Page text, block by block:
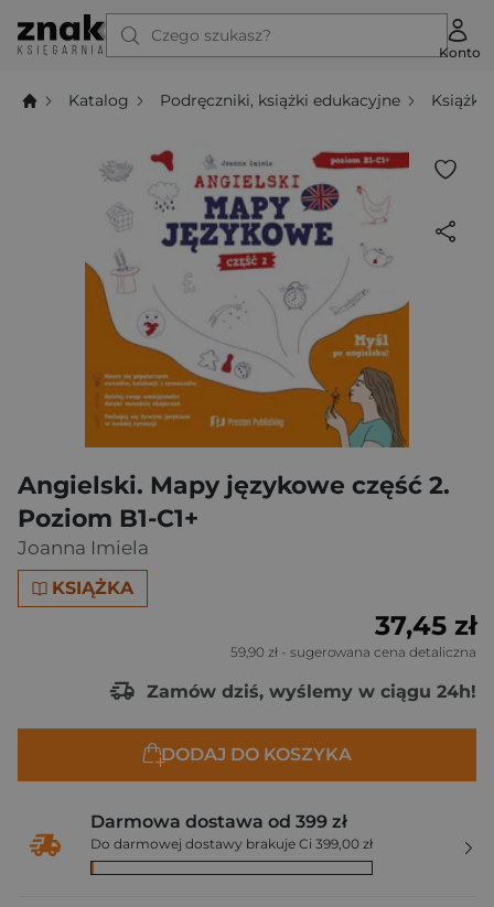
Czego szukasz?
Konto
Katalog Podręczniki, książki edukacyjne Książki
Angielski. Mapy językowe część 2.
Poziom B1-C1+
Joanna Imiela
KSIĄŻKA
37,45 zł
59,90 zł - sugerowana cena detaliczna
Zamów dziś, wyślemy w ciągu 24h!
DODAJ DO KOSZYKA
Darmowa dostawa od 399 zł
Do darmowej dostawy brakuje Ci 399,00 zł